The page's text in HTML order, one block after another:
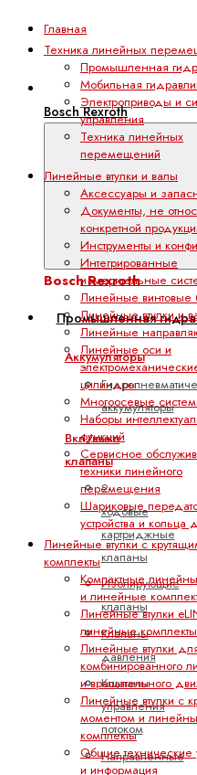
Bosch Rexroth
Bosch Rexroth
Промышленная
Аккумуляторы
аккумуляторы
Вкл/выкл
клапаны
2-
ходовые
картриджные
клапаны
Изолирующие
клапаны
Клапаны
давления
Клапаны
управления
потоком
Направленные
Главная
Техника линейных
Промышленная
Мобильная
Электроприводы и
управления
Техника линейных
перемещений
Линейные втулки и валы
Аксессуары и
Документы, не
конкретной
Инструменты и
Интегрированные
измерительные
Линейные винтовые
Линейные втулки и
Линейные
Линейные оси и
цилиндры
Многоосевые
Наборы
функций
Сервисное
техники линейного
перемещения
Шариковые
устройства и кольца
Линейные втулки с
комплекты
Компактные
и линейные
Линейные втулки
линейные
Линейные втулки
комбинированного
и вращательного
Линейные втулки с
моментом и
комплекты
Общие технические
и информация